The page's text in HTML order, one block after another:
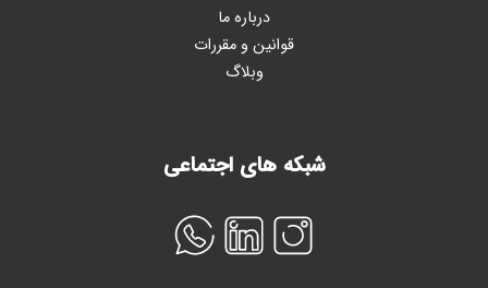
درباره ما
قوانین و مقررات
وبلاگ
شبکه های اجتماعی